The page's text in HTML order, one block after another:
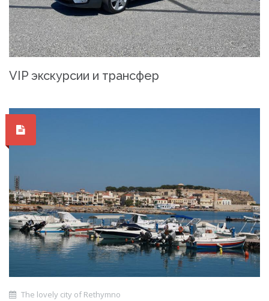
VIP экскурсии и трансфер
The lovely city of Rethymno